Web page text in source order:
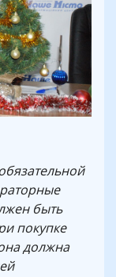
быть
покупке
должна